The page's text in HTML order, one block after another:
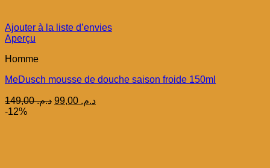
Ajouter à la liste d’envies
Aperçu
Homme
MeDusch mousse de douche saison froide 150ml
د.م.149,00
Le
د.م.Le
-12%